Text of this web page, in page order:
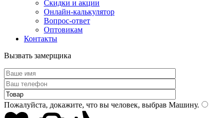
Скидки и акции
Онлайн-калькулятор
Вопрос-ответ
Оптовикам
Контакты
Вызвать замерщика
Пожалуйста, докажите, что вы человек, выбрав Машину.